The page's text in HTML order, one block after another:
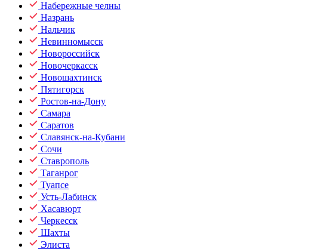
Набережные челны
Назрань
Нальчик
Невинномысск
Новороссийск
Новочеркасск
Новошахтинск
Пятигорск
Ростов-на-Дону
Самара
Саратов
Славянск-на-Кубани
Сочи
Ставрополь
Таганрог
Туапсе
Усть-Лабинск
Хасавюрт
Черкесск
Шахты
Элиста